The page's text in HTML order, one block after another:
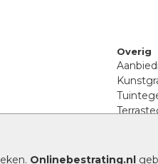
Onlinebestrating.nl
Overig